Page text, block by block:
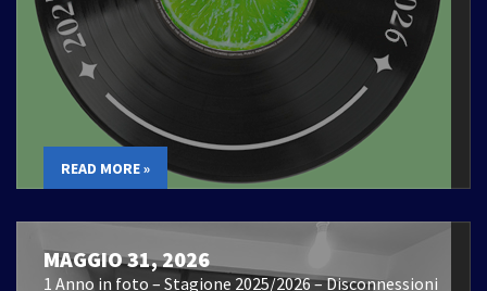
READ MORE »
MAGGIO 31, 2026
1 Anno in foto – Stagione 2025/2026 – Disconnessioni